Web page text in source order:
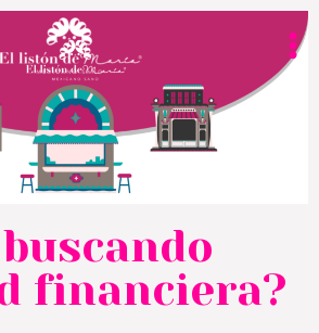
financiera?